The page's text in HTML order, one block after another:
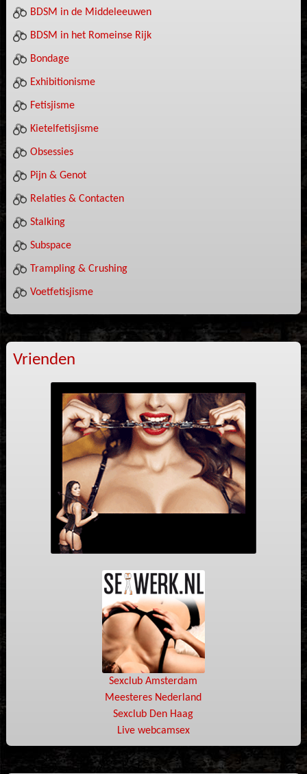
BDSM in de Middeleeuwen
BDSM in het Romeinse Rijk
Bondage
Exhibitionisme
Fetisjisme
Kietelfetisjisme
Obsessies
Pijn & Genot
Relaties & Contacten
Stalking
Subspace
Trampling & Crushing
Voetfetisjisme
Vrienden
Sexclub Amsterdam
Meesteres Nederland
Sexclub Den Haag
Live webcamsex